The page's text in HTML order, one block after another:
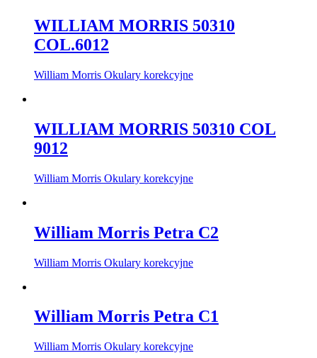
WILLIAM MORRIS 50310
COL.6012
William Morris Okulary korekcyjne
WILLIAM MORRIS 50310 COL
9012
William Morris Okulary korekcyjne
William Morris Petra C2
William Morris Okulary korekcyjne
William Morris Petra C1
William Morris Okulary korekcyjne